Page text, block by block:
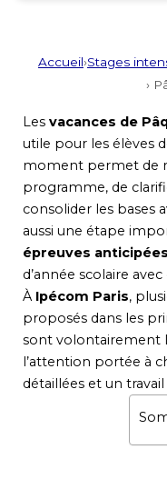
Accueil›Stages
›
Les vacances de
utile pour les élèves
moment permet de
programme, de
consolider les bases
aussi une étape
épreuves
d’année scolaire
À Ipécom Paris,
proposés dans les
sont volontairement
l’attention portée à
détaillées et un